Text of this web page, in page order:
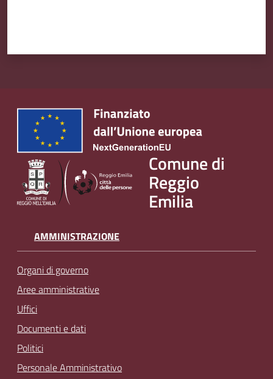
Comune di
Reggio
Emilia
AMMINISTRAZIONE
Organi di governo
Aree amministrative
Uffici
Documenti e dati
Politici
Personale Amministrativo